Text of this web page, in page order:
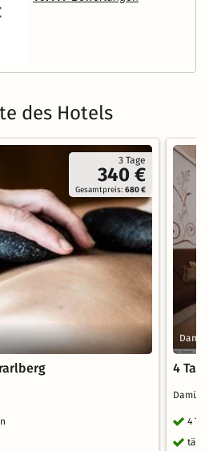
des Hotels
3 Tage
340 €
Gesamtpreis:680 €
4
4